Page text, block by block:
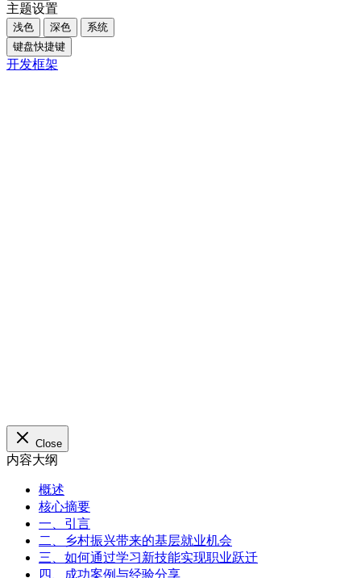
主题设置
浅色 深色
系统
键盘快捷键
开发框架
二、乡村振兴带来的基层就业机会
三、如何通过学习新技能实现职业跃迁
四、成功案例与经验分享
五、关键对比与注意事项
六、FAQ
Q1. 乡村振兴相关工作需要哪些技能？
Q2. 如何快速提升乡村振兴相关技能？
Q3. 乡村振兴领域的就业前景如何？